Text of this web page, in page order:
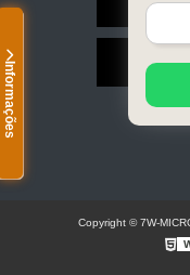
Informações
Copyright © 7W-